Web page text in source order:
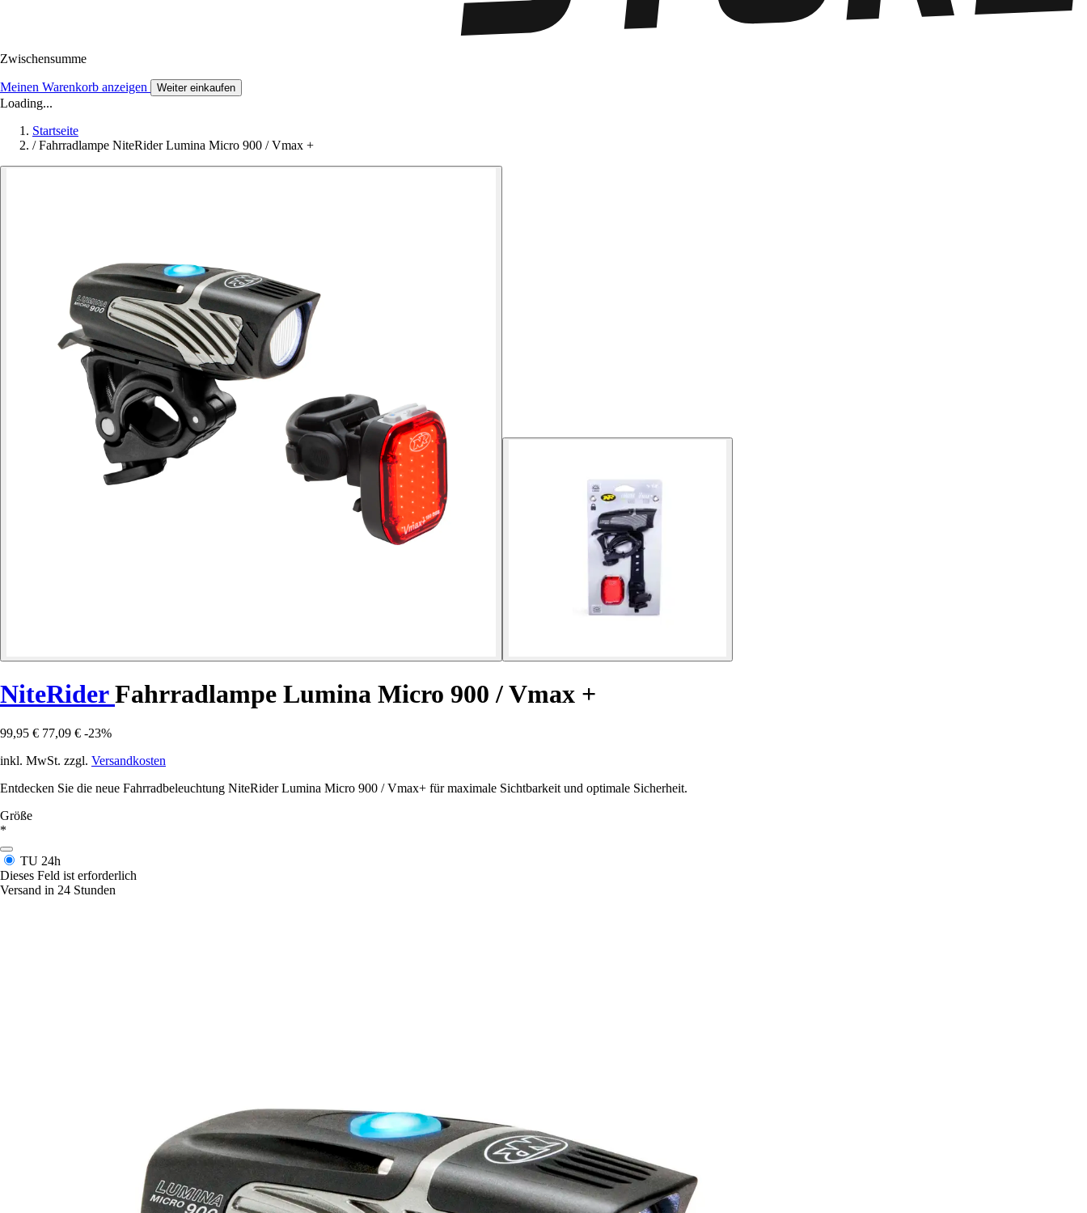
Zwischensumme
Meinen Warenkorb anzeigen Weiter einkaufen
Loading...
Startseite
/ Fahrradlampe NiteRider Lumina Micro 900 / Vmax +
NiteRiderFahrradlampe Lumina Micro 900 / Vmax +
99,95 € 77,09 € -23%
inkl. MwSt. zzgl. Versandkosten
Entdecken Sie die neue Fahrradbeleuchtung NiteRider Lumina Micro 900 / Vmax+ für maximale Sichtbarkeit und optimale Sicherheit.
Größe
*
TU 24h
Dieses Feld ist erforderlich
Versand in 24 Stunden